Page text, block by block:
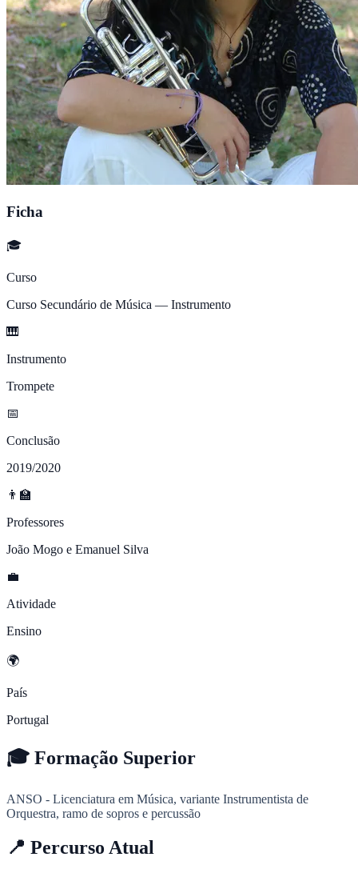
Ficha
🎓
Curso
Curso Secundário de Música — Instrumento
🎹
Instrumento
Trompete
📅
Conclusão
2019/2020
👨‍🏫
Professores
João Mogo e Emanuel Silva
💼
Atividade
Ensino
🌍
País
Portugal
🎓 Formação Superior
ANSO - Licenciatura em Música, variante Instrumentista de
Orquestra, ramo de sopros e percussão
📍 Percurso Atual